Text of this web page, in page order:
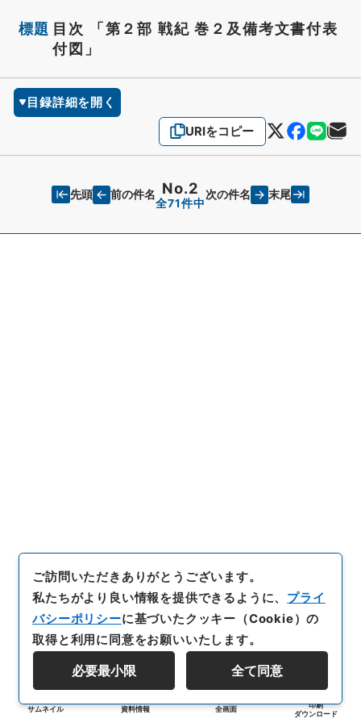
標題 目次 「第２部 戦紀 巻２及備考文書付表
付図」
目録詳細を開く
URIをコピー
先頭 前の件名 No.2
全71件中
次の件名 末尾
サムネイル 資料情報 全画面
印刷
ダウンロード
ご訪問いただきありがとうございます。
私たちがより良い情報を提供できるように、 プライ
バシーポリシーに基づいたクッキー（Cookie）の
取得と利用に同意をお願いいたします。
必要最小限 全て同意